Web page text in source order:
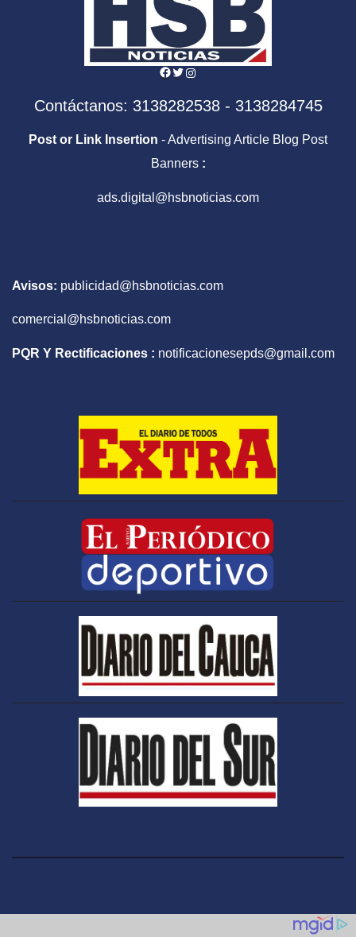
Facebook
Twitter
Instagram
Contáctanos: 3138282538 - 3138284745
Post or Link Insertion - Advertising Article Blog Post
Banners :
ads.digital@hsbnoticias.com
Avisos: publicidad@hsbnoticias.com
comercial@hsbnoticias.com
PQR Y Rectificaciones : notificacionesepds@gmail.com